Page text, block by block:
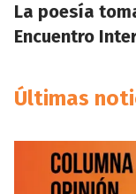
La poesía
Encuentro
Últimas